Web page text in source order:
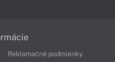
Reklamačné podmienky